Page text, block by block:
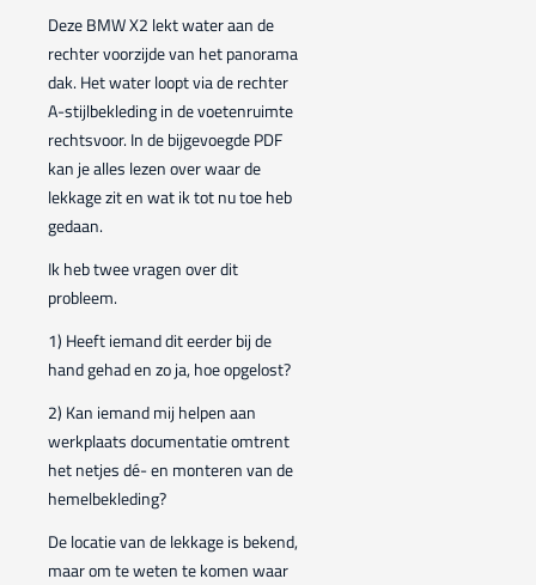
Deze BMW X2 lekt water aan de
rechter voorzijde van het panorama
dak. Het water loopt via de rechter
A-stijlbekleding in de voetenruimte
rechtsvoor. In de bijgevoegde PDF
kan je alles lezen over waar de
lekkage zit en wat ik tot nu toe heb
gedaan.
Ik heb twee vragen over dit
probleem.
1) Heeft iemand dit eerder bij de
hand gehad en zo ja, hoe opgelost?
2) Kan iemand mij helpen aan
werkplaats documentatie omtrent
het netjes dé- en monteren van de
hemelbekleding?
De locatie van de lekkage is bekend,
maar om te weten te komen waar